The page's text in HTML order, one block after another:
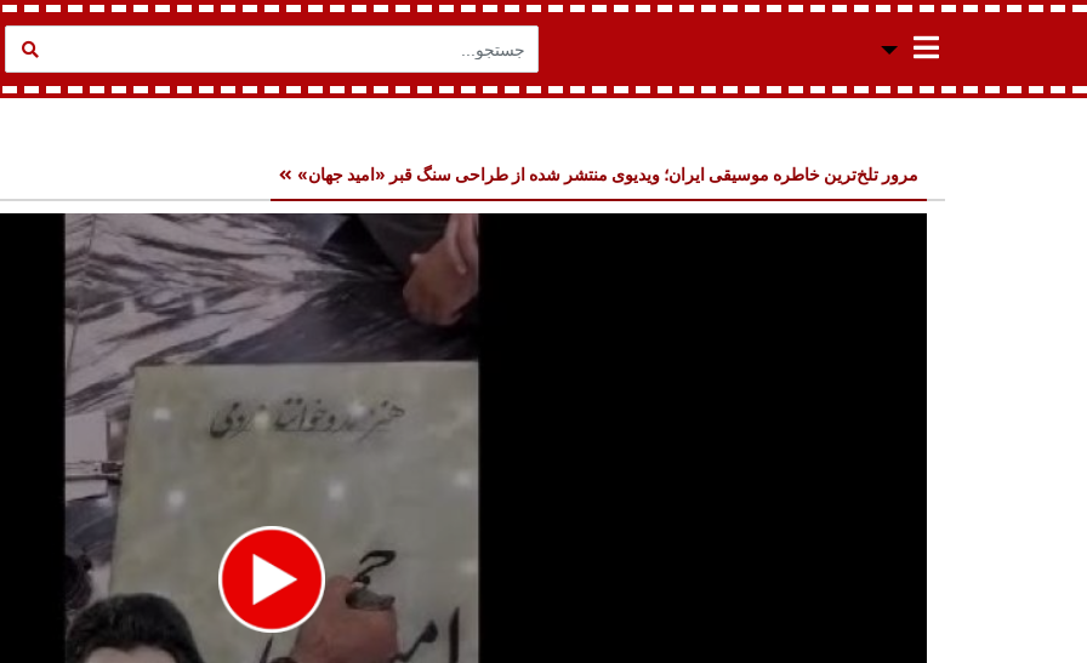
مرور تلخ‌ترین خاطره موسیقی ایران؛ ویدیوی منتشر شده از طراحی سنگ قبر «امید جهان»